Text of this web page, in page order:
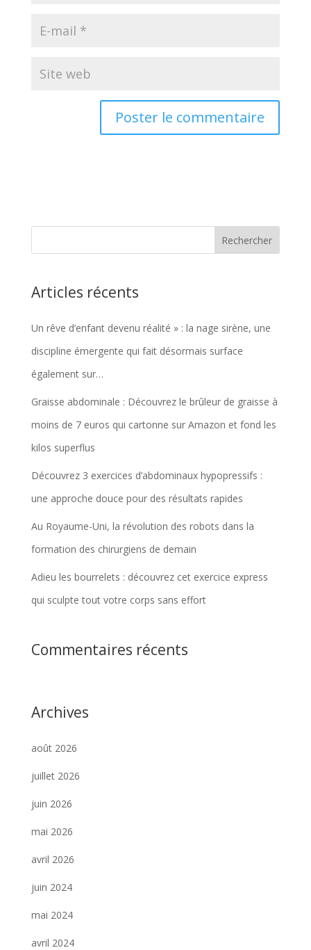
Articles récents
Un rêve d’enfant devenu réalité » : la nage sirène, une
discipline émergente qui fait désormais surface
également sur…
Graisse abdominale : Découvrez le brûleur de graisse à
moins de 7 euros qui cartonne sur Amazon et fond les
kilos superflus
Découvrez 3 exercices d’abdominaux hypopressifs :
une approche douce pour des résultats rapides
Au Royaume-Uni, la révolution des robots dans la
formation des chirurgiens de demain
Adieu les bourrelets : découvrez cet exercice express
qui sculpte tout votre corps sans effort
Commentaires récents
Archives
août 2026
juillet 2026
juin 2026
mai 2026
avril 2026
juin 2024
mai 2024
avril 2024